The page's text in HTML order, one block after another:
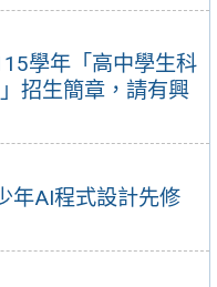
學年「高中學生科
招生簡章，請有興
年AI程式設計先修